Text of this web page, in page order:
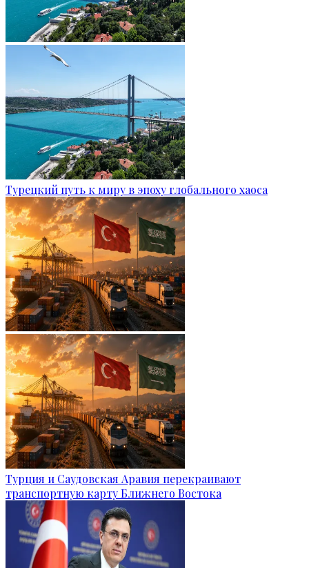
Турецкий путь к миру в эпоху глобального хаоса
Турция и Саудовская Аравия перекраивают
транспортную карту Ближнего Востока